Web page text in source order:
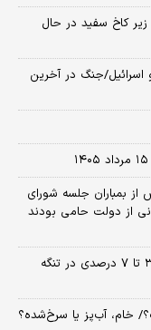
زیر کاخ سفید در حال
و اسرائیل/جنگ در آخرین
از بمباران جلسه شورای
از دولت حامی بودند
رویترز: ایران و عمان برای تعیین تعرفه ترانزیت ۳ تا ۷ درصدی در تنگه
خام، آب‌پز یا سرخ‌شده؟